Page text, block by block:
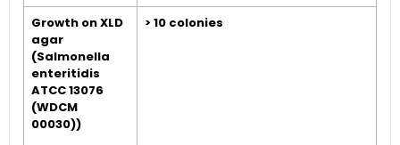
Growth on XLD
agar
(Salmonella
enteritidis
ATCC 13076
(WDCM
00030))
> 10 colonies